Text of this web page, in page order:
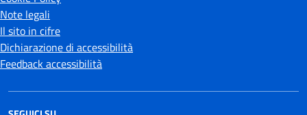
Note legali
Il sito in cifre
Dichiarazione di accessibilità
Feedback accessibilità